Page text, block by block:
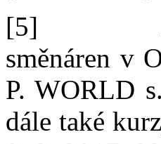
[5]
směnáren v
P. WORLD
dále také